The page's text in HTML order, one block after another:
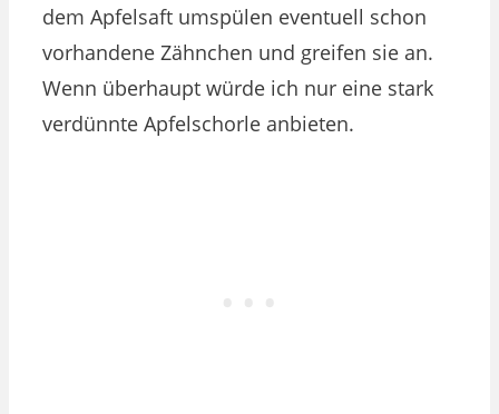
dem Apfelsaft umspülen eventuell schon
vorhandene Zähnchen und greifen sie an.
Wenn überhaupt würde ich nur eine stark
verdünnte Apfelschorle anbieten.